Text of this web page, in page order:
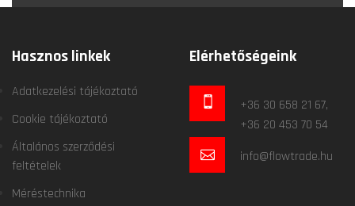
Hasznos linkek
Adatkezelési tájékoztató
Cookie tájékoztató
Általános szerződési
feltételek
Méréstechnika
Elérhetőségeink
+36 30 658 21 67,
+36 20 453 70 54
info@flowtrade.hu